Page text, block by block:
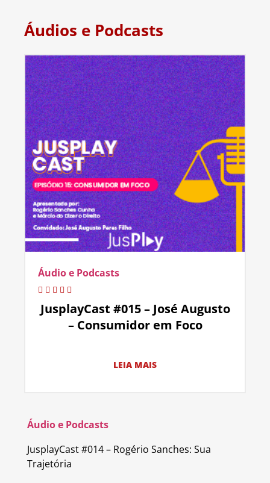
Áudios e Podcasts
Áudio e Podcasts
JusplayCast #015 – José Augusto
– Consumidor em Foco
LEIA MAIS
Áudio e Podcasts
JusplayCast #014 – Rogério Sanches: Sua
Trajetória